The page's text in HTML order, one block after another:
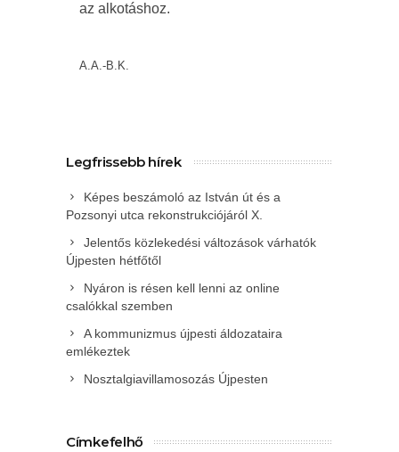
az alkotáshoz.
A.A.-B.K.
Legfrissebb hírek
Képes beszámoló az István út és a
Pozsonyi utca rekonstrukciójáról X.
Jelentős közlekedési változások várhatók
Újpesten hétfőtől
Nyáron is résen kell lenni az online
csalókkal szemben
A kommunizmus újpesti áldozataira
emlékeztek
Nosztalgiavillamosozás Újpesten
Címkefelhő